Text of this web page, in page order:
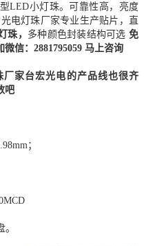
LED小灯珠。可靠性高，亮度
电灯珠厂家专业生产贴片，直
珠， 多种颜色封装结构可选 免
信：2881795059 马上咨询
厂家台宏光电的产品线也很齐
吧
；